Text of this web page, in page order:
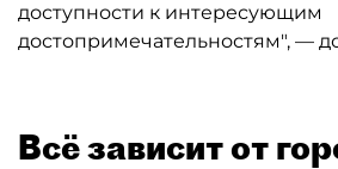
доступности к интересующим
достопримечательностям", —
Всё зависит от